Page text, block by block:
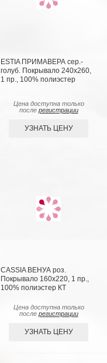
ESTIA ПРИМАВЕРА сер.-
голуб. Покрывало 240х260,
1 пр., 100% полиэстер
Цена доступна только
после регистрации
УЗНАТЬ ЦЕНУ
CASSIA ВЕНУА роз.
Покрывало 160х220, 1 пр.,
100% полиэстер КТ
Цена доступна только
после регистрации
УЗНАТЬ ЦЕНУ